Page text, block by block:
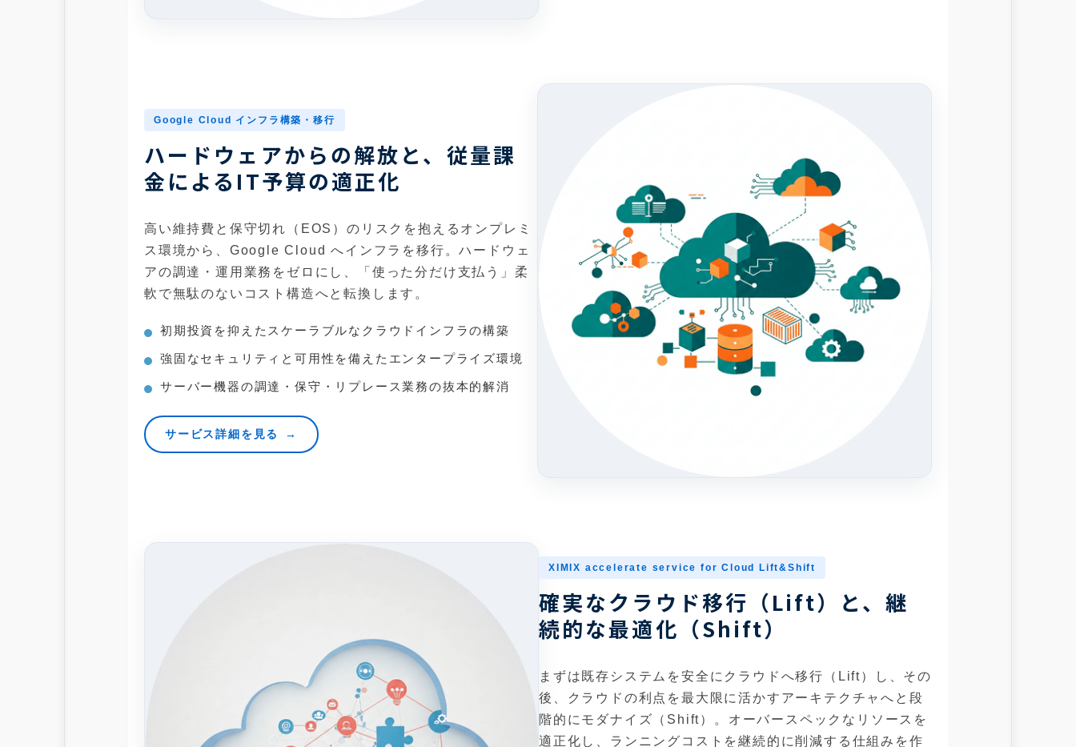
Google Cloud インフラ構築・移行
ハードウェアからの解放と、従量課
金によるIT予算の適正化
高い維持費と保守切れ（EOS）のリスクを抱えるオンプレミ
ス環境から、Google Cloud へインフラを移行。ハードウェ
アの調達・運用業務をゼロにし、「使った分だけ支払う」柔
軟で無駄のないコスト構造へと転換します。
初期投資を抑えたスケーラブルなクラウドインフラの構築
強固なセキュリティと可用性を備えたエンタープライズ環境
サーバー機器の調達・保守・リプレース業務の抜本的解消
サービス詳細を見る
XIMIX accelerate service for Cloud Lift&Shift
確実なクラウド移行（Lift）と、継
続的な最適化（Shift）
まずは既存システムを安全にクラウドへ移行（Lift）し、その
後、クラウドの利点を最大限に活かすアーキテクチャへと段
階的にモダナイズ（Shift）。オーバースペックなリソースを
適正化し、ランニングコストを継続的に削減する仕組みを作